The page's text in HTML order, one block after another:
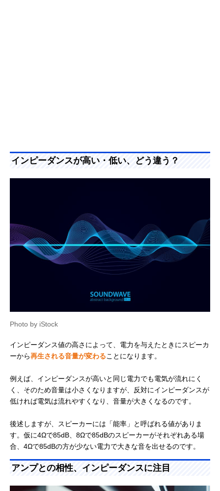
インピーダンスが高い・低い、どう違う？
Photo by iStock
インピーダンス値の高さによって、電力を与えたときにスピーカ
ーから再生される音量が変わることになります。
例えば、インピーダンスが高いと同じ電力でも電気が流れにく
く、そのため音量は小さくなりますが、反対にインピーダンスが
低ければ電気は流れやすくなり、音量が大きくなるのです。
後述しますが、スピーカーには「能率」と呼ばれる値がありま
す。仮に4Ωで85dB、8Ωで85dBのスピーカーがそれぞれある場
合、4Ωで85dBの方が少ない電力で大きな音を出せるのです。
アンプとの相性、インピーダンスに注目